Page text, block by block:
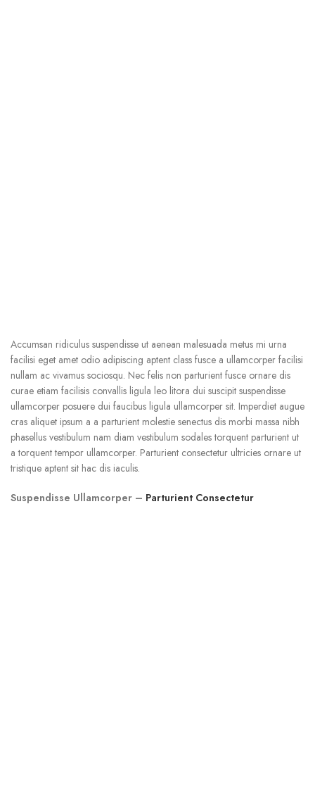
Accumsan ridiculus suspendisse ut aenean malesuada metus mi urna
facilisi eget amet odio adipiscing aptent class fusce a ullamcorper facilisi
nullam ac vivamus sociosqu. Nec felis non parturient fusce ornare dis
curae etiam facilisis convallis ligula leo litora dui suscipit suspendisse
ullamcorper posuere dui faucibus ligula ullamcorper sit. Imperdiet augue
cras aliquet ipsum a a parturient molestie senectus dis morbi massa nibh
phasellus vestibulum nam diam vestibulum sodales torquent parturient ut
a torquent tempor ullamcorper. Parturient consectetur ultricies ornare ut
tristique aptent sit hac dis iaculis.
Suspendisse Ullamcorper – Parturient Consectetur